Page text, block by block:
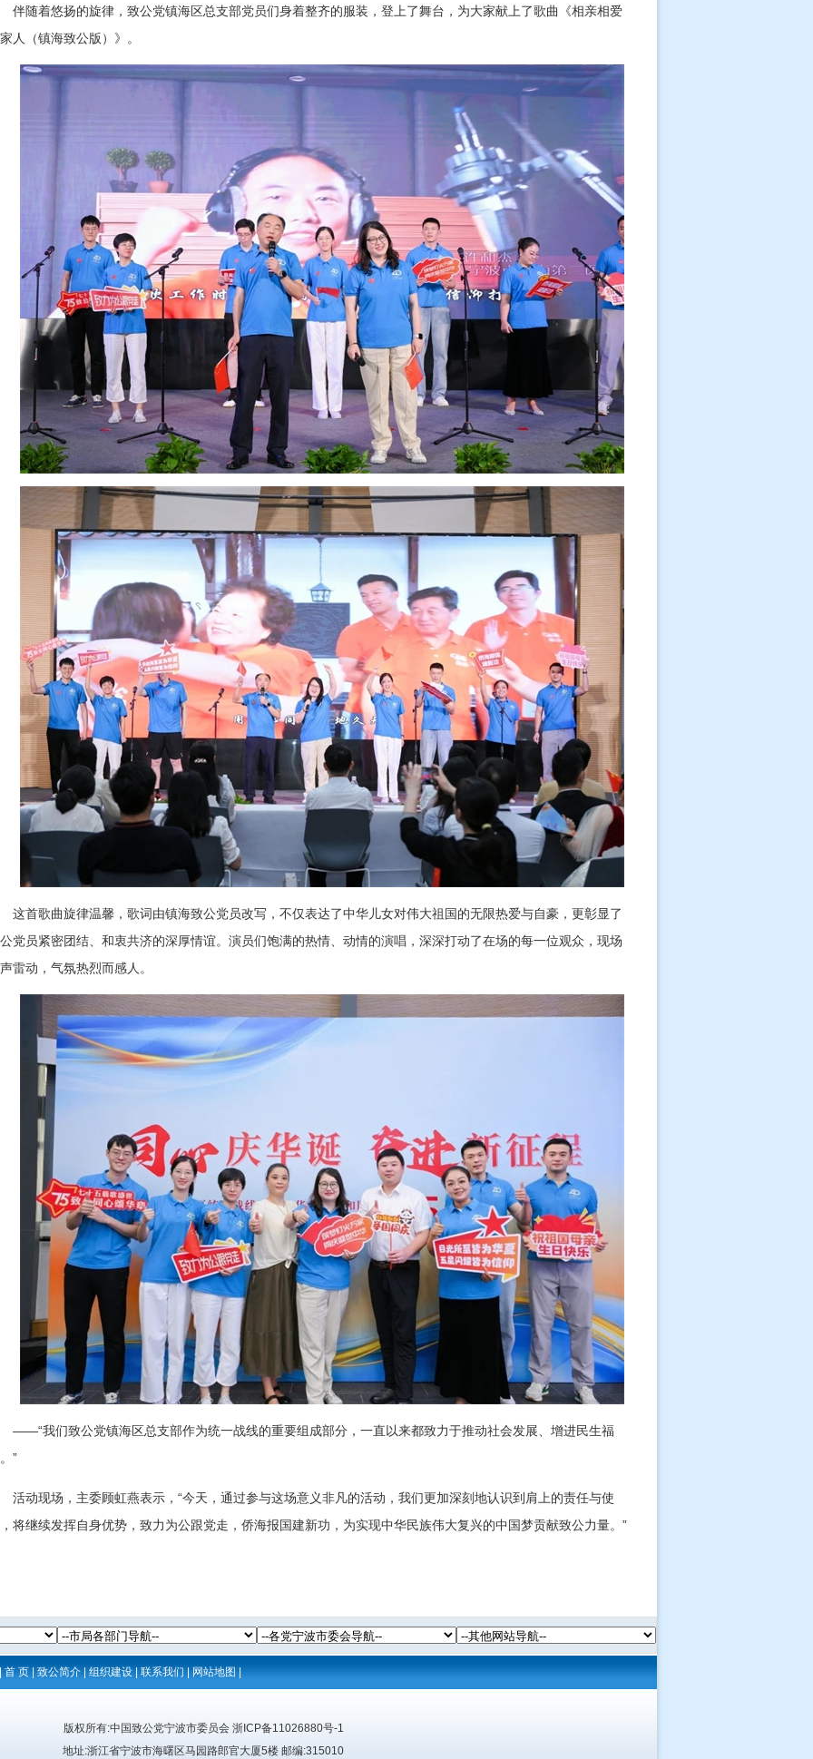
伴随着悠扬的旋律，致公党镇海区总支部党员们身着整齐的服装，登上了舞台，为大家献上了歌曲《相亲相爱
人（镇海致公版）》。
这首歌曲旋律温馨，歌词由镇海致公党员改写，不仅表达了中华儿女对伟大祖国的无限热爱与自豪，更彰显了
党员紧密团结、和衷共济的深厚情谊。演员们饱满的热情、动情的演唱，深深打动了在场的每一位观众，现场
雷动，气氛热烈而感人。
——“我们致公党镇海区总支部作为统一战线的重要组成部分，一直以来都致力于推动社会发展、增进民生福
”
活动现场，主委顾虹燕表示，“今天，通过参与这场意义非凡的活动，我们更加深刻地认识到肩上的责任与使
将继续发挥自身优势，致力为公跟党走，侨海报国建新功，为实现中华民族伟大复兴的中国梦贡献致公力量。”
首 页 致公简介 组织建设 联系我们 网站地图
版权所有:中国致公党宁波市委员会 浙ICP备11026880号-1
地址:浙江省宁波市海曙区马园路郎官大厦5楼 邮编:315010